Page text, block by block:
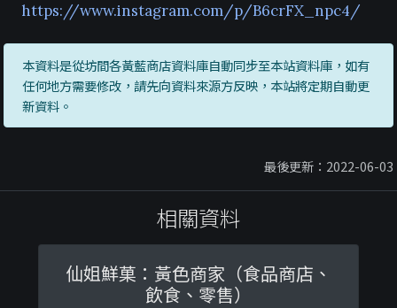
https://www.instagram.com/p/B6crFX_npc4/
本資料是從坊間各黃藍商店資料庫自動同步至本站資料庫，如有
任何地方需要修改，請先向資料來源方反映，本站將定期自動更
新資料。
最後更新：2022-06-03
相關資料
仙姐鮮菓：黃色商家（食品商店、
飲食、零售）